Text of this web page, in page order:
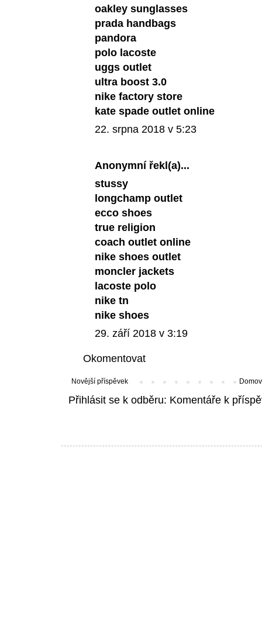
oakley sunglasses
prada handbags
pandora
polo lacoste
uggs outlet
ultra boost 3.0
nike factory store
kate spade outlet online
22. srpna 2018 v 5:23
Anonymní řekl(a)...
stussy
longchamp outlet
ecco shoes
true religion
coach outlet online
nike shoes outlet
moncler jackets
lacoste polo
nike tn
nike shoes
29. září 2018 v 3:19
Okomentovat
Novější příspěvek
Přihlásit se k odběru: Komentáře k